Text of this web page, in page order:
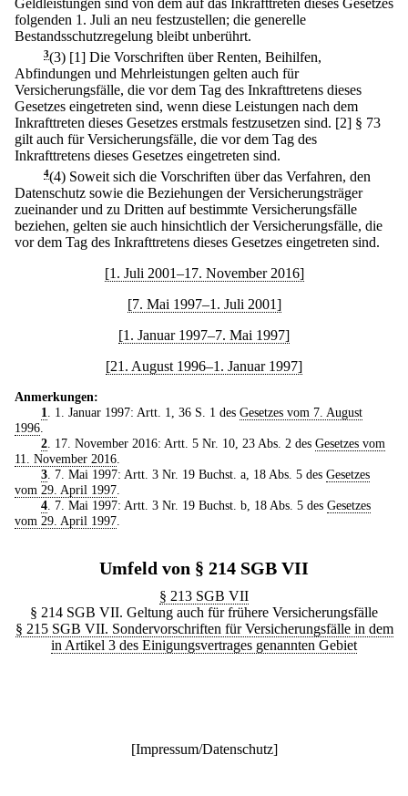
folgenden 1. Juli an neu festzustellen; die generelle
Bestandsschutzregelung bleibt unberührt.
3(3) [1] Die Vorschriften über Renten, Beihilfen,
Abfindungen und Mehrleistungen gelten auch für
Versicherungsfälle, die vor dem Tag des Inkrafttretens dieses
Gesetzes eingetreten sind, wenn diese Leistungen nach dem
Inkrafttreten dieses Gesetzes erstmals festzusetzen sind. [2] § 73
gilt auch für Versicherungsfälle, die vor dem Tag des
Inkrafttretens dieses Gesetzes eingetreten sind.
4(4) Soweit sich die Vorschriften über das Verfahren, den
Datenschutz sowie die Beziehungen der Versicherungsträger
zueinander und zu Dritten auf bestimmte Versicherungsfälle
beziehen, gelten sie auch hinsichtlich der Versicherungsfälle, die
vor dem Tag des Inkrafttretens dieses Gesetzes eingetreten sind.
[1. Juli 2001–17. November 2016]
[7. Mai 1997–1. Juli 2001]
[1. Januar 1997–7. Mai 1997]
[21. August 1996–1. Januar 1997]
Anmerkungen:
1
. 1. Januar 1997: Artt. 1, 36 S. 1 des Gesetzes vom 7. August
1996
2. 17. November 2016: Artt. 5 Nr. 10, 23 Abs. 2 des Gesetzes vom
11. November 2016
3. 7. Mai 1997: Artt. 3 Nr. 19 Buchst. a, 18 Abs. 5 des Gesetzes
vom 29. April 1997
4. 7. Mai 1997: Artt. 3 Nr. 19 Buchst. b, 18 Abs. 5 des Gesetzes
vom 29. April 1997
Umfeld von § 214 SGB VII
§ 213 SGB VII
§ 214 SGB VII. Geltung auch für frühere Versicherungsfälle
§ 215 SGB VII. Sondervorschriften für Versicherungsfälle in dem
in Artikel 3 des Einigungsvertrages genannten Gebiet
[Impressum/Datenschutz]